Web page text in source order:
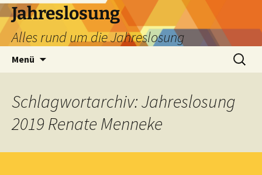
Zum
Inhalt
springen
Jahreslosung
Alles rund um die Jahreslosung
Menü
Suchen
nach:
Schlagwortarchiv: Jahreslosung
2019 Renate Menneke